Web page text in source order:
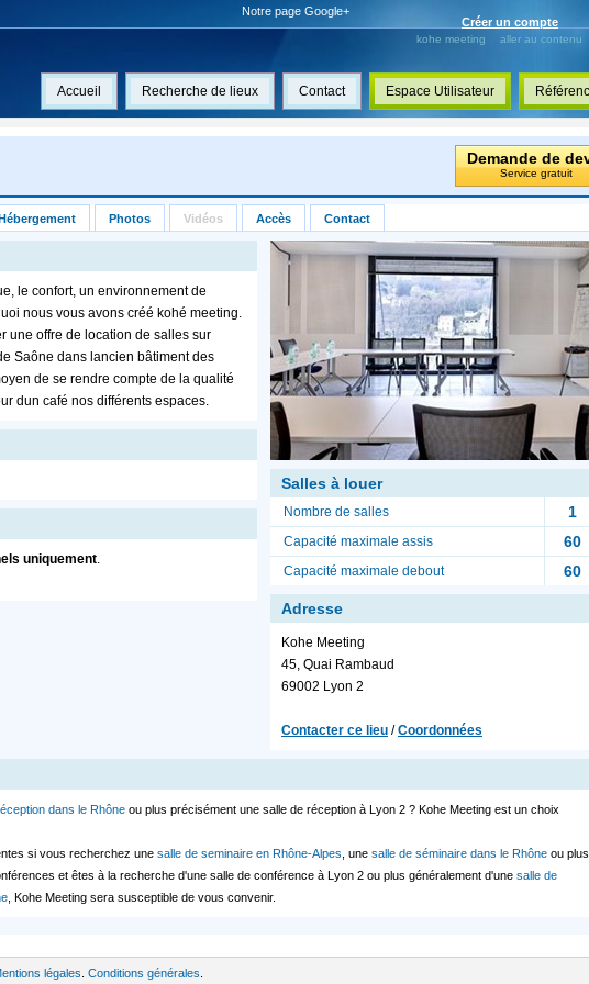
Notre page Google+
Créer un compte
kohe meeting aller au contenu
Accueil Recherche de lieux Contact Espace Utilisateur
Demande de
Service gratuit
Photos Vidéos Accès Contact
le confort, un environnement de
nous vous avons créé kohé meeting.
une offre de location de salles sur
Saône dans lancien bâtiment des
de se rendre compte de la qualité
dun café nos différents espaces.
uniquement.
Salles à louer
Nombre de salles 1
Capacité maximale assis 60
Capacité maximale debout 60
Adresse
Kohe Meeting
45, Quai Rambaud
69002 Lyon 2
Contacter ce lieu /Coordonnées
dans le Rhône ou plus précisément une salle de réception à Lyon 2 ? Kohe Meeting est un choix
si vous recherchez une salle de seminaire en Rhône-Alpes , une salle de séminaire dans le Rhône ou plus
et êtes à la recherche d'une salle de conférence à Lyon 2 ou plus généralement d'une salle de
, Kohe Meeting sera susceptible de vous convenir.
légales Conditions générales